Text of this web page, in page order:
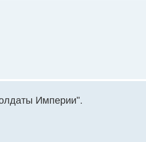
Империи".